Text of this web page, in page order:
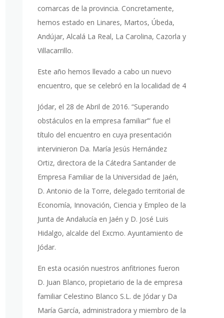
comarcas de la provincia. Concretamente,
hemos estado en Linares, Martos, Úbeda,
Andújar, Alcalá La Real, La Carolina, Cazorla y
Villacarrillo.
Este año hemos llevado a cabo un nuevo
encuentro, que se celebró en la localidad de 4
Jódar, el 28 de Abril de 2016. “Superando
obstáculos en la empresa familiar’” fue el
título del encuentro en cuya presentación
intervinieron Da. María Jesús Hernández
Ortiz, directora de la Cátedra Santander de
Empresa Familiar de la Universidad de Jaén,
D. Antonio de la Torre, delegado territorial de
Economía, Innovación, Ciencia y Empleo de la
Junta de Andalucía en Jaén y D. José Luis
Hidalgo, alcalde del Excmo. Ayuntamiento de
Jódar.
En esta ocasión nuestros anfitriones fueron
D. Juan Blanco, propietario de la de empresa
familiar Celestino Blanco S.L. de Jódar y Da
María García, administradora y miembro de la